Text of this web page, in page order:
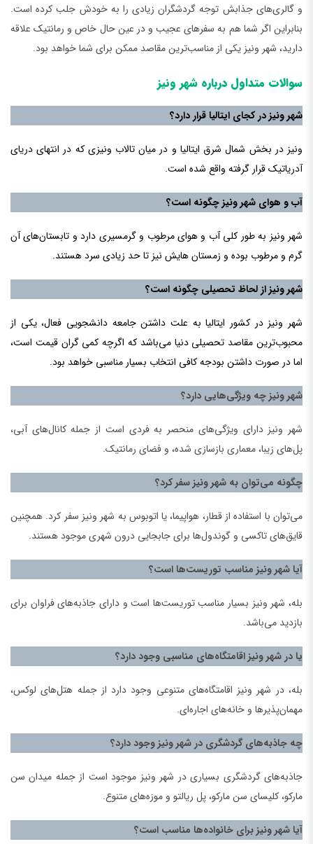
و گالری‌های جذابش توجه گردشگران زیادی را به خودش جلب کرده است.
بنابراین اگر شما هم به سفرهای عجیب و در عین حال خاص و رمانتیک علاقه
دارید، شهر ونیز یکی از مناسب‌ترین مقاصد ممکن برای شما خواهد بود.
سوالات متداول درباره شهر ونیز
شهر ونیز در کجای ایتالیا قرار دارد؟
ونیز در بخش شمال شرق ایتالیا و در میان تالاب ونیزی که در انتهای دریای
آدریاتیک قرار گرفته واقع شده است.
آب و هوای شهر ونیز چگونه است؟
شهر ونیز به طور کلی آب و هوای مرطوب و گرمسیری دارد و تابستان‌های آن
گرم و مرطوب بوده و زمستان هایش نیز تا حد زیادی سرد هستند.
شهر ونیز از لحاظ تحصیلی چگونه است؟
شهر ونیز در کشور ایتالیا به علت داشتن جامعه دانشجویی فعال، یکی از
محبوب‌ترین مقاصد تحصیلی دنیا می‌باشد که اگرچه کمی گران قیمت است،
اما در صورت داشتن بودجه کافی انتخاب بسیار مناسبی خواهد بود.
شهر ونیز چه ویژگی‌هایی دارد؟
شهر ونیز دارای ویژگی‌های منحصر به فردی است از جمله کانال‌های آبی،
پل‌های زیبا، معماری بازسازی شده، و فضای رمانتیک.
چگونه می‌توان به شهر ونیز سفر کرد؟
می‌توان با استفاده از قطار، هواپیما، یا اتوبوس به شهر ونیز سفر کرد. همچنین
قایق‌های تاکسی و گوندول‌ها برای جابجایی درون شهری موجود هستند.
آیا شهر ونیز مناسب توریست‌ها است؟
بله، شهر ونیز بسیار مناسب توریست‌ها است و دارای جاذبه‌های فراوان برای
بازدید می‌باشد.
یا در شهر ونیز اقامتگاه‌های مناسبی وجود دارد؟
بله، در شهر ونیز اقامتگاه‌های متنوعی وجود دارد از جمله هتل‌های لوکس،
مهمان‌پذیرها و خانه‌های اجاره‌ای.
چه جاذبه‌های گردشگری در شهر ونیز وجود دارد؟
جاذبه‌های گردشگری بسیاری در شهر ونیز موجود است از جمله میدان سن
مارکو، کلیسای سن مارکو، پل ریالتو و موزه‌های متنوع.
آیا شهر ونیز برای خانواده‌ها مناسب است؟